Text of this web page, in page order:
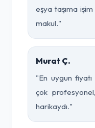
eşya taşıma
makul."
Murat Ç.
"En uygun
çok
harikaydı."